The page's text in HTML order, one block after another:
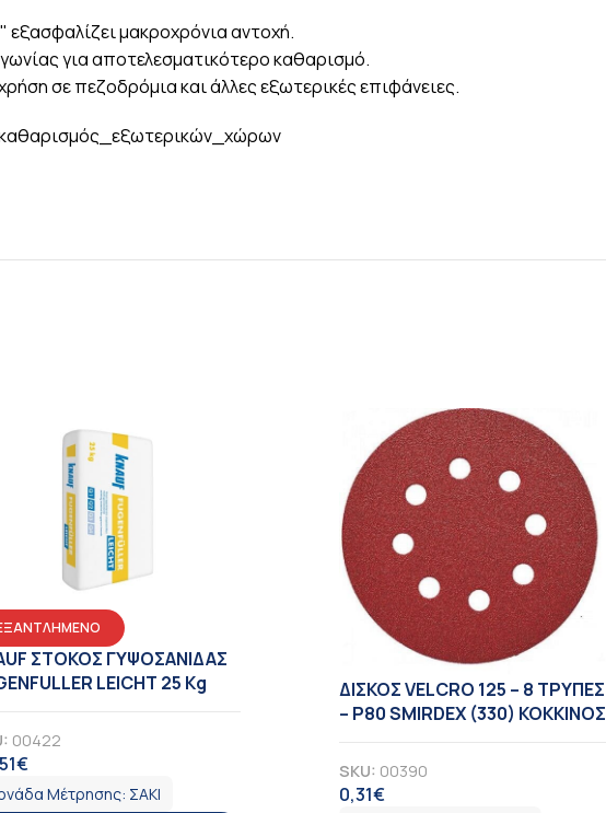
μακροχρόνια αντοχή.
για αποτελεσματικότερο καθαρισμό.
σε πεζοδρόμια και άλλες εξωτερικές επιφάνειες.
ΣΤΟΚΟΣ ΓΥΨΟΣΑΝΙΔΑΣ
LEICHT 25 Kg
00422
€
Μέτρησης: ΣΑΚΙ
ΔΙΣΚΟΣ VELCRO 125 – 8 TΡΥΠΕΣ
– Ρ80 SMIRDEX (330) ΚΟΚΚΙΝΟΣ
SKU: 00390
0,31€